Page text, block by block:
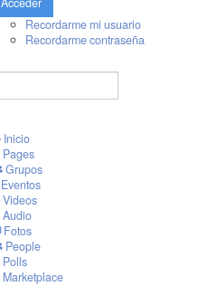
Recordarme mi usuario
Recordarme contraseña
Inicio
Pages
Grupos
Eventos
Videos
Audio
Fotos
People
Polls
Marketplace